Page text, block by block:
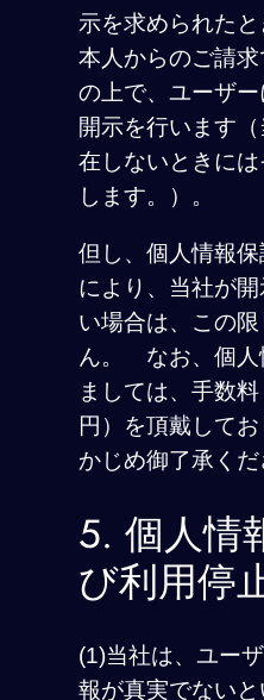
示を求められた
本人からのご請
の上で、ユーザー
開示を行います
在しないときに
します。）。
但し、個人情報
により、当社が
い場合は、この
ん。 なお、個人
ましては、手数
円）を頂戴して
かじめ御了承くだ
5. 個人情
び利用停
(1)当社は、ユー
報が真実でない